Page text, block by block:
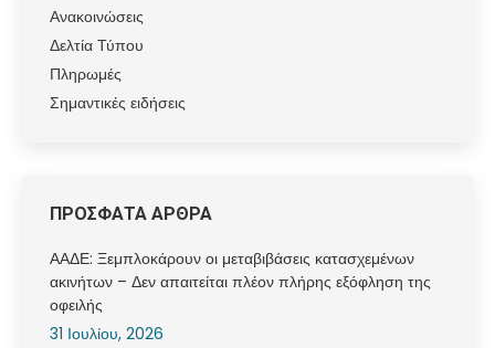
Ανακοινώσεις
Δελτία Τύπου
Πληρωμές
Σημαντικές ειδήσεις
ΠΡΟΣΦΑΤΑ ΑΡΘΡΑ
ΑΑΔΕ: Ξεμπλοκάρουν οι μεταβιβάσεις κατασχεμένων
ακινήτων – Δεν απαιτείται πλέον πλήρης εξόφληση της
οφειλής
31 Ιουλίου, 2026